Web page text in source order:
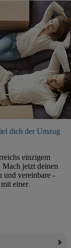
dich der Umzug
einzigem
Mach jetzt deinen
und vereinbare -
einer